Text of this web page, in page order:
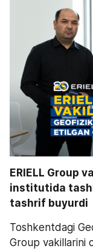
ERIELL Group
institutida
tashrif buyurdi
Toshkentdagi
Group vakillarini